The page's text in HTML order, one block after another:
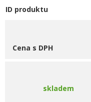
ID produktu
Cena s DPH
skladem